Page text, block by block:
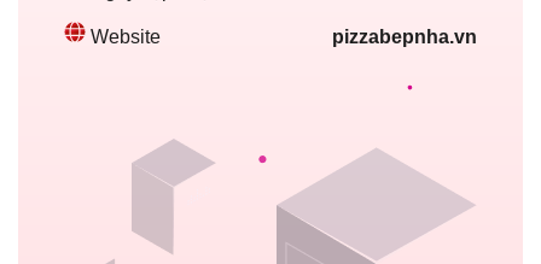
Website pizzabepnha.vn